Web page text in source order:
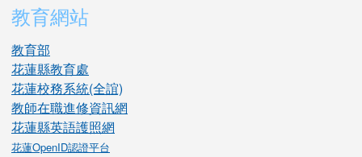
教育網站
教育部
花蓮縣教育處
花蓮校務系統(全誼)
教師在職進修資訊網
花蓮縣英語護照網
花蓮OpenID認證平台